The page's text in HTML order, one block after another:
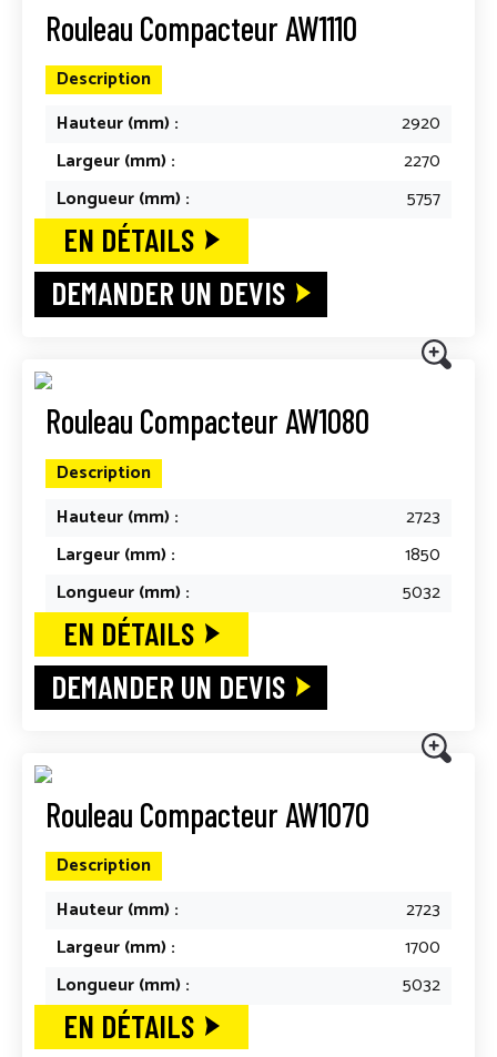
Rouleau Compacteur AW1110
Description
Hauteur (mm) :
2920
Largeur (mm) :
2270
Longueur (mm) :
5757
EN DÉTAILS
DEMANDER UN DEVIS
Rouleau Compacteur AW1080
Description
Hauteur (mm) :
2723
Largeur (mm) :
1850
Longueur (mm) :
5032
EN DÉTAILS
DEMANDER UN DEVIS
Rouleau Compacteur AW1070
Description
Hauteur (mm) :
2723
Largeur (mm) :
1700
Longueur (mm) :
5032
EN DÉTAILS